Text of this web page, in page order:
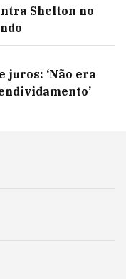
Shelton no
juros: ‘Não era